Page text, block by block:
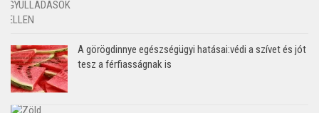
A görögdinnye egészségügyi hatásai:védi a szívet és jót
tesz a férfiasságnak is